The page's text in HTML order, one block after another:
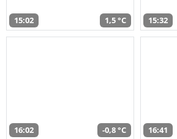
15:02 1,5 °C 15:32
16:02 -0,8 °C 16:41